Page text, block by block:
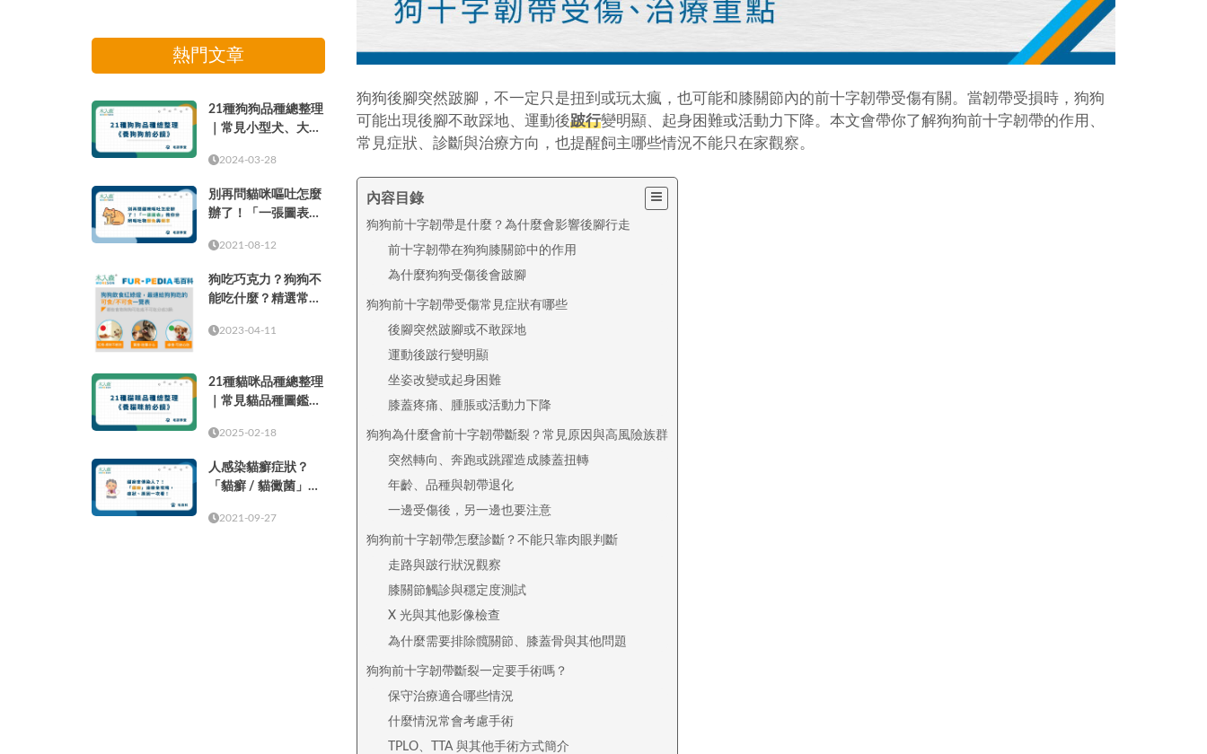
狗狗後腳突然跛腳，不一定只是扭到或玩太瘋，也可能和膝關節內的前十字韌帶受傷有關。當韌帶受損時，狗狗
可能出現後腳不敢踩地、運動後跛行變明顯、起身困難或活動力下降。本文會帶你了解狗狗前十字韌帶的作用、
常見症狀、診斷與治療方向，也提醒飼主哪些情況不能只在家觀察。
內容目錄
狗狗前十字韌帶是什麼？為什麼會影響後腳行走
前十字韌帶在狗狗膝關節中的作用
為什麼狗狗受傷後會跛腳
狗狗前十字韌帶受傷常見症狀有哪些
後腳突然跛腳或不敢踩地
運動後跛行變明顯
坐姿改變或起身困難
膝蓋疼痛、腫脹或活動力下降
狗狗為什麼會前十字韌帶斷裂？常見原因與高風險族群
突然轉向、奔跑或跳躍造成膝蓋扭轉
年齡、品種與韌帶退化
一邊受傷後，另一邊也要注意
狗狗前十字韌帶怎麼診斷？不能只靠肉眼判斷
走路與跛行狀況觀察
膝關節觸診與穩定度測試
X 光與其他影像檢查
為什麼需要排除髖關節、膝蓋骨與其他問題
狗狗前十字韌帶斷裂一定要手術嗎？
保守治療適合哪些情況
什麼情況常會考慮手術
TPLO、TTA 與其他手術方式簡介
熱門文章
21種狗狗品種總整理
｜常見小型犬、大型
2024-03-28
別再問貓咪嘔吐怎麼
辦了！「一張圖表」
與頻率
2021-08-12
狗吃巧克力？狗狗不
能吃什麼？精選常見
2023-04-11
21種貓咪品種總整理
｜常見貓品種圖鑑，
2025-02-18
人感染貓癬症狀？
「貓癬 / 貓黴菌」治
因一次看！
2021-09-27